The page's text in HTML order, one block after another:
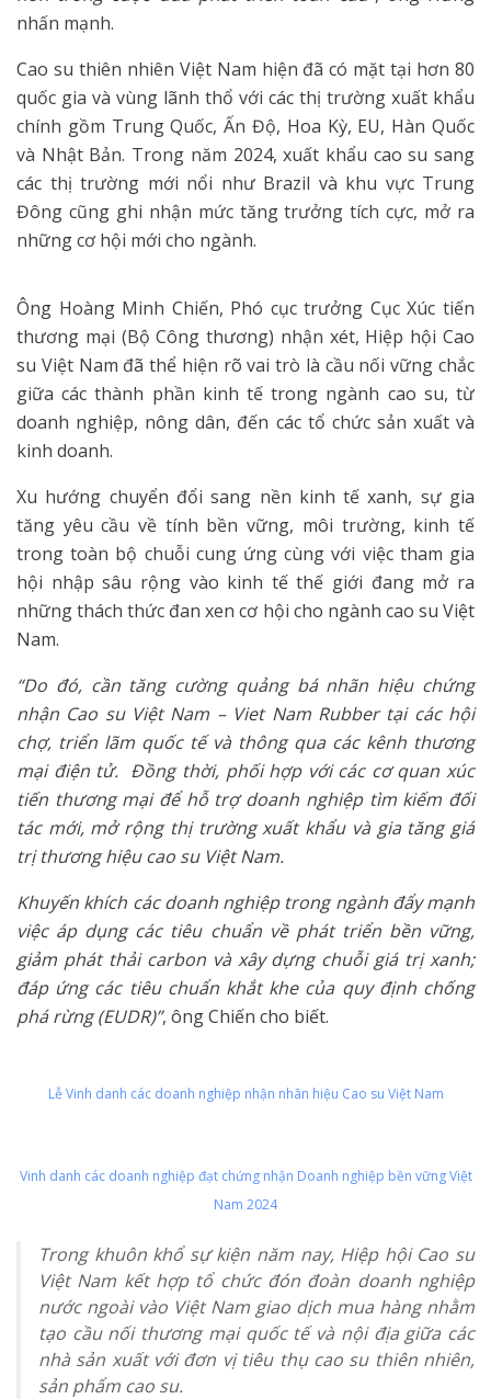
nhấn mạnh.
Cao su thiên nhiên Việt Nam hiện đã có mặt tại hơn 80
quốc gia và vùng lãnh thổ với các thị trường xuất khẩu
chính gồm Trung Quốc, Ấn Độ, Hoa Kỳ, EU, Hàn Quốc
và Nhật Bản. Trong năm 2024, xuất khẩu cao su sang
các thị trường mới nổi như Brazil và khu vực Trung
Đông cũng ghi nhận mức tăng trưởng tích cực, mở ra
những cơ hội mới cho ngành.
Ông Hoàng Minh Chiến, Phó cục trưởng Cục Xúc tiến
thương mại (Bộ Công thương) nhận xét, Hiệp hội Cao
su Việt Nam đã thể hiện rõ vai trò là cầu nối vững chắc
giữa các thành phần kinh tế trong ngành cao su, từ
doanh nghiệp, nông dân, đến các tổ chức sản xuất và
kinh doanh.
Xu hướng chuyển đổi sang nền kinh tế xanh, sự gia
tăng yêu cầu về tính bền vững, môi trường, kinh tế
trong toàn bộ chuỗi cung ứng cùng với việc tham gia
hội nhập sâu rộng vào kinh tế thế giới đang mở ra
những thách thức đan xen cơ hội cho ngành cao su Việt
Nam.
“Do đó, cần tăng cường quảng bá nhãn hiệu chứng
nhận Cao su Việt Nam – Viet Nam Rubber tại các hội
chợ, triển lãm quốc tế và thông qua các kênh thương
mại điện tử. Đồng thời, phối hợp với các cơ quan xúc
tiến thương mại để hỗ trợ doanh nghiệp tìm kiếm đối
tác mới, mở rộng thị trường xuất khẩu và gia tăng giá
trị thương hiệu cao su Việt Nam.
Khuyến khích các doanh nghiệp trong ngành đẩy mạnh
việc áp dụng các tiêu chuẩn về phát triển bền vững,
giảm phát thải carbon và xây dựng chuỗi giá trị xanh;
đáp ứng các tiêu chuẩn khắt khe của quy định chống
phá rừng (EUDR)”, ông Chiến cho biết.
Lễ Vinh danh các doanh nghiệp nhận nhãn hiệu Cao su Việt Nam
Vinh danh các doanh nghiệp đạt chứng nhận Doanh nghiệp bền vững Việt
Nam 2024
Trong khuôn khổ sự kiện năm nay, Hiệp hội Cao su
Việt Nam kết hợp tổ chức đón đoàn doanh nghiệp
nước ngoài vào Việt Nam giao dịch mua hàng nhằm
tạo cầu nối thương mại quốc tế và nội địa giữa các
nhà sản xuất với đơn vị tiêu thụ cao su thiên nhiên,
sản phẩm cao su.